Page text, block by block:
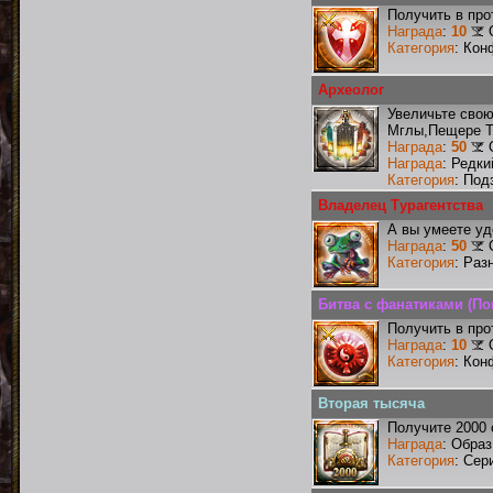
Получить в
Награда: 10
Категория:
Археолог
Увеличьте
Мглы,Пещере
Награда: 50
Награда:
Категория:
Владелец Турагентства
А вы умеете
Награда: 50
Категория:
Битва с фанатиками
Получить в
Награда: 10
Категория:
Вторая тысяча
Получите 2000
Награда: Образ
Категория: